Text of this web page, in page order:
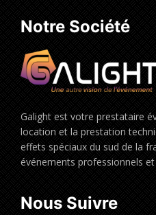
Notre Société
Galight est votre prestataire
location et la prestation
effets spéciaux du sud de la
événements professionnels et
Nous Suivre